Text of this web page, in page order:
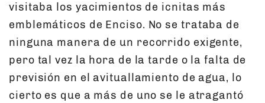
visitaba los yacimientos de icnitas más
emblemáticos de Enciso. No se trataba de
ninguna manera de un recorrido exigente,
pero tal vez la hora de la tarde o la falta de
previsión en el avituallamiento de agua, lo
cierto es que a más de uno se le atragantó